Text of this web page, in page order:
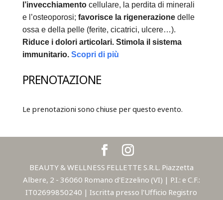
l’invecchiamentocellulare, la perdita di minerali
e l’osteoporosi; favorisce la rigenerazionedelle
ossa e della pelle (ferite, cicatrici, ulcere…).
Riduce i dolori articolari. Stimola il sistema
immunitario. Scopri di più
PRENOTAZIONE
Le prenotazioni sono chiuse per questo evento.
BEAUTY & WELLNESS FELLETTE S.R.L. Piazzetta
Albere, 2 - 36060 Romano d'Ezzelino (VI) | P.I.: e C.F.:
IT02699850240 | Iscritta presso l'Ufficio Registro